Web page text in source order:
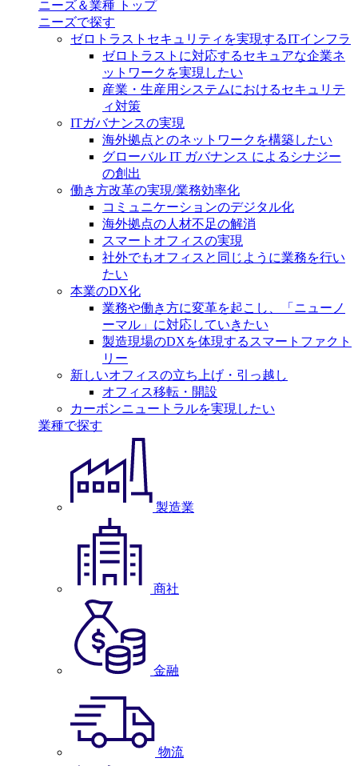
ニーズ＆業種 トップ
ニーズで探す
ゼロトラストセキュリティを実現するITインフラ
ゼロトラストに対応するセキュアな企業ネ
ットワークを実現したい
産業・生産用システムにおけるセキュリテ
ィ対策
ITガバナンスの実現
海外拠点とのネットワークを構築したい
グローバル IT ガバナンス によるシナジー
の創出
働き方改革の実現/業務効率化
コミュニケーションのデジタル化
海外拠点の人材不足の解消
スマートオフィスの実現
社外でもオフィスと同じように業務を行い
たい
本業のDX化
業務や働き方に変革を起こし、「ニューノ
ーマル」に対応していきたい
製造現場のDXを体現するスマートファクト
リー
新しいオフィスの立ち上げ・引っ越し
オフィス移転・開設
カーボンニュートラルを実現したい
業種で探す
製造業
商社
金融
物流